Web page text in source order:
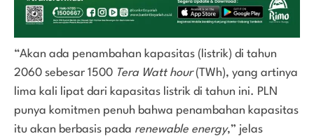
“Akan ada penambahan kapasitas (listrik) di tahun
2060 sebesar 1500 Tera Watt hour(TWh), yang artinya
lima kali lipat dari kapasitas listrik di tahun ini. PLN
punya komitmen penuh bahwa penambahan kapasitas
itu akan berbasis pada renewable energy,” jelas